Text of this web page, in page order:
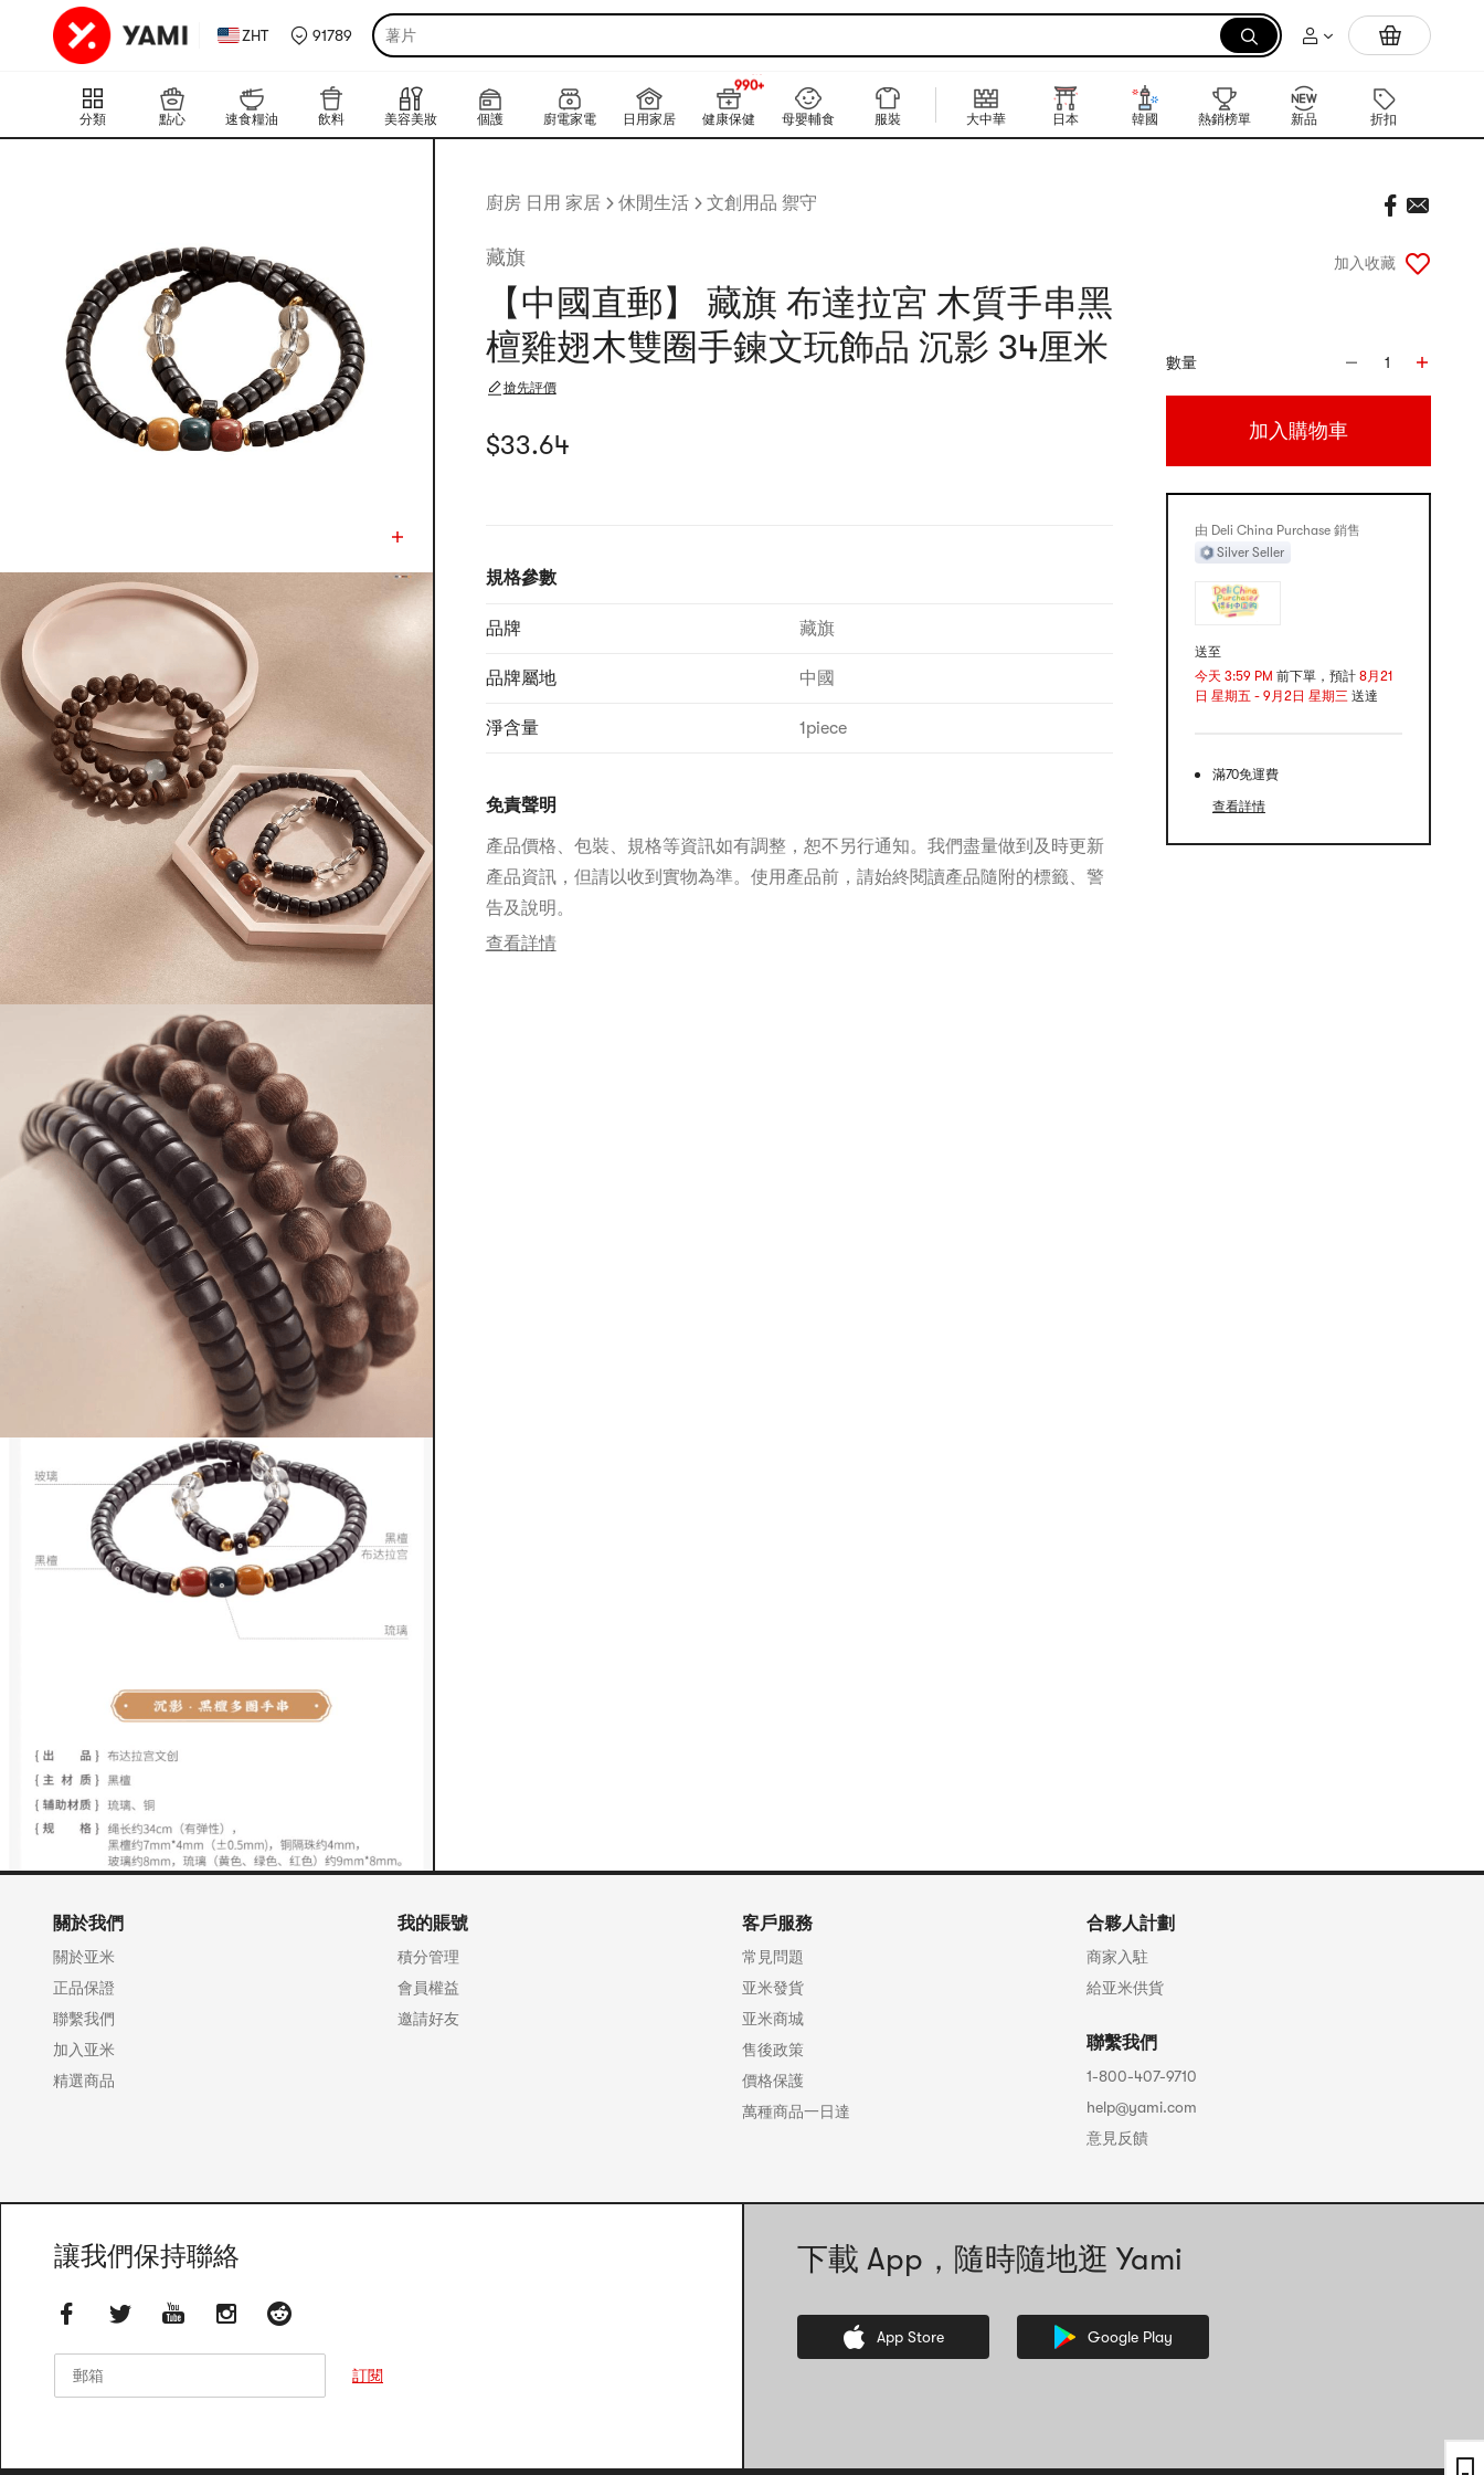
ZHT 91789 薯片 拉麵
分類 點心 速食糧油 飲料 美容美妝 個護 廚電家電 日用家居 健康保健
990+
上新
990+
母嬰輔食 服裝 大中華 日本 韓國 熱銷榜單 新品 折扣
廚房 日用 家居 休閒生活 文創用品 禦守
藏旗
【中國直郵】 藏旗 布達拉宮 木質手串黑
檀雞翅木雙圈手鍊文玩飾品 沉影 34厘米
搶先評價
當前價格：$33.64
$33.64
規格參數
品牌 藏旗
品牌屬地 中國
淨含量 1piece
免責聲明
產品價格、包裝、規格等資訊如有調整，恕不另行通知。我們盡量做到及時更新
產品資訊，但請以收到實物為準。使用產品前，請始終閱讀產品隨附的標籤、警
告及說明。
查看詳情
加入收藏
數量 1
加入購物車
由 Deli China Purchase 銷售
Silver Seller
送至
今天 3:59 PM 前下單，預計 8月21
日 星期五 - 9月2日 星期三 送達
滿70免運費
查看詳情
關於我們
關於亚米
正品保證
聯繫我們
加入亚米
精選商品
我的賬號
積分管理
會員權益
邀請好友
客戶服務
常見問題
亚米發貨
亚米商城
售後政策
價格保護
萬種商品一日達
合夥人計劃
商家入駐
給亚米供貨
聯繫我們
1-800-407-9710
help@yami.com
意見反饋
讓我們保持聯絡
郵箱
郵箱
訂閱
下載 App，隨時隨地逛 Yami
App Store Google Play